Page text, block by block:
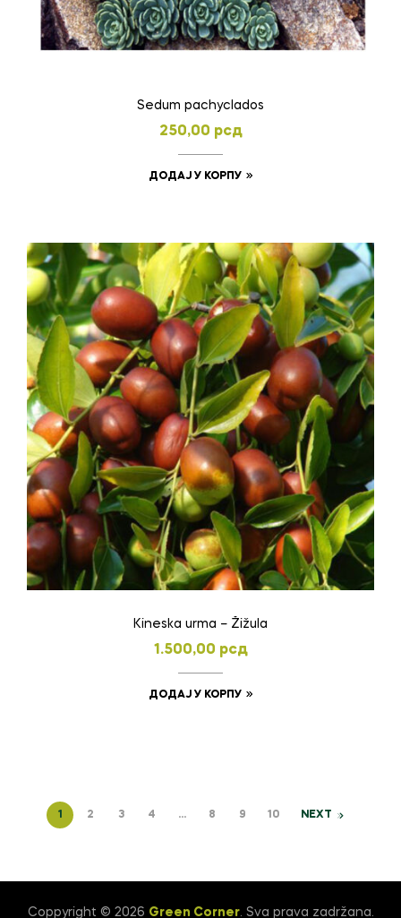
Sedum pachyclados
250,00 рсд
ДОДАЈ У КОРПУ
Kineska urma – Žižula
1.500,00 рсд
ДОДАЈ У КОРПУ
1 2 3 4 … 8 9 10 NEXT
Coppyright © 2026 Green Corner. Sva prava zadržana.